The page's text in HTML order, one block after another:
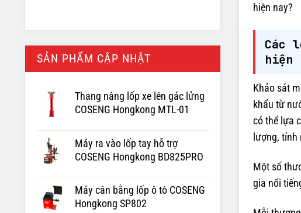
SẢN PHẨM CẬP NHẬT
Thang nâng lốp xe lên gác lửng
COSENG Hongkong MTL-01
Máy ra vào lốp tay hỗ trợ
COSENG Hongkong BD825PRO
Máy cân bằng lốp ô tô COSENG
Hongkong SP802
hiện nay?
Các
hiện
Khảo sát
khẩu từ
có thể lựa
lượng, tính
Một số
gia nổi